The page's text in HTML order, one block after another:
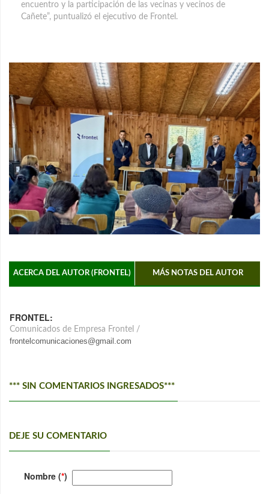
encuentro y la participación de las vecinas y vecinos de
Cañete”, puntualizó el ejecutivo de Frontel.
ACERCA DEL AUTOR (FRONTEL) MÁS NOTAS DEL AUTOR
FRONTEL:
Comunicados de Empresa Frontel /
frontelcomunicaciones@gmail.com
*** SIN COMENTARIOS INGRESADOS***
DEJE SU COMENTARIO
Nombre (*)